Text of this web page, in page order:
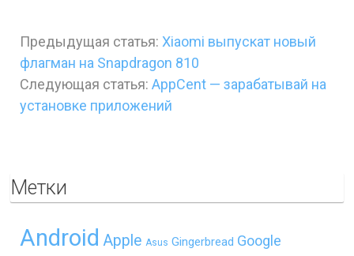
Предыдущая статья: Xiaomi выпускат новый
флагман на Snapdragon 810
Следующая статья: AppCent — зарабатывай на
установке приложений
Метки
Android Apple Asus Gingerbread Google